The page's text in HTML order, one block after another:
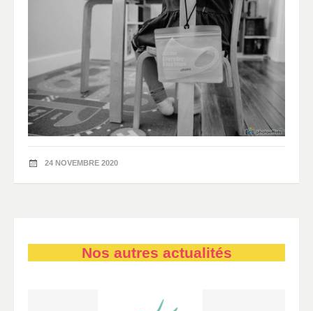
24 NOVEMBRE 2020
Nos autres actualités